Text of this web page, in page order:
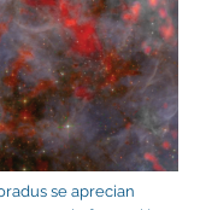
se aprecian